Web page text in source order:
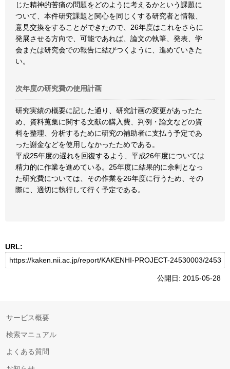
じた精神的苦痛の問題をどのように考えるかという課題に
ついて、本件研究課題と関心を同じくする研究者と情報、
意見交換をすることができたので、26年度はこれをさらに
発展させる方向で、可能であれば、論文の執筆、発表、学
会または研究会での報告に結びつくように、進めていきた
い。
次年度の研究費の使用計画
研究実績の概要に記した通り、研究計画の変更があったた
め、資料蒐集に関する文献の購入費、判例・論文などの資
料を整理、分析するために研究の補助者に支払う予定であ
った謝金などを使用しなかったためである。
平成25年度の遅れを回復するよう、平成26年度については
精力的に作業を進めている。25年度に結果的に余剰となっ
た研究費については、その作業を26年度に行うため、その
際に、適切に執行して行く予定である。
URL:
公開日: 2015-05-28
サービス概要
検索マニュアル
よくある質問